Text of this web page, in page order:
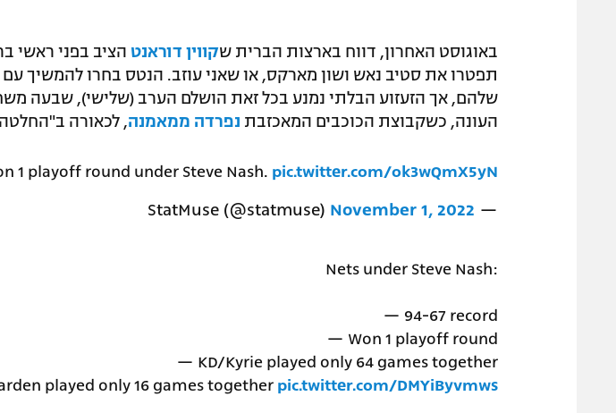
באוגוסט האחרון, דווח בארצות הברית שקווין דוראנט הציב בפני ראשי
תפטרו את סטיב נאש ושון מארקס, או שאני עוזב. הנטס בחרו להמשיך עם
שלהם, אך הזעזוע הבלתי נמנע בכל זאת הושלם הערב (שלישי), שבעה
העונה, כשקבוצת הכוכבים המאכזבת נפרדה ממאמנה, לכאורה
1 playoff round under Steve Nash. pic.twitter.com/ok3wQmX5yN
— StatMuse (@statmuse)
November 1, 2022
Nets under Steve Nash:
— 94-67 record
— Won 1 playoff round
— KD/Kyrie played only 64 games together
played only 16 games together pic.twitter.com/DMYiByvmws